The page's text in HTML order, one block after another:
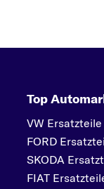
Top
VW Ersatzteile
FORD
SKODA
FIAT